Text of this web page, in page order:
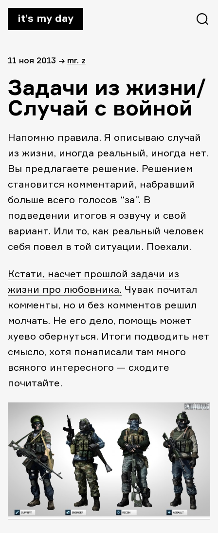
it’s my day
11 ноя 2013 → mr. z
Задачи из жизни/
Случай с войной
Напомню правила. Я описываю случай
из жизни, иногда реальный, иногда нет.
Вы предлагаете решение. Решением
становится комментарий, набравший
больше всего голосов “за”. В
подведении итогов я озвучу и свой
вариант. Или то, как реальный человек
себя повел в той ситуации. Поехали.
Кстати, насчет прошлой задачи из
жизни про любовника. Чувак почитал
комменты, но и без комментов решил
молчать. Не его дело, помощь может
хуево обернуться. Итоги подводить нет
смысло, хотя понаписали там много
всякого интересного — сходите
почитайте.